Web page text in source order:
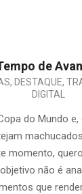
de
, DESTAQUE,
DIGITAL
do Mundo
momento,
não é
que